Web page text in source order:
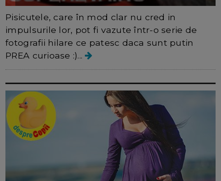
Pisicutele, care în mod clar nu cred in
impulsurile lor, pot fi vazute într-o serie de
fotografii hilare ce patesc daca sunt putin
PREA curioase :)...